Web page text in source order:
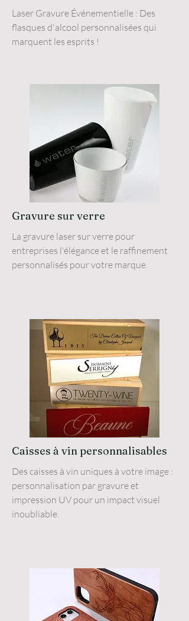
Laser Gravure Événementielle : Des
flasques d'alcool personnalisées qui
marquent les esprits !
Gravure sur verre
La gravure laser sur verre pour
entreprises l'élégance et le raffinement
personnalisés pour votre marque.
Caisses à vin personnalisables
Des caisses à vin uniques à votre image :
personnalisation par gravure et
impression UV pour un impact visuel
inoubliable.